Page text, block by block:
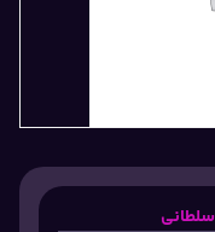
سلطانی